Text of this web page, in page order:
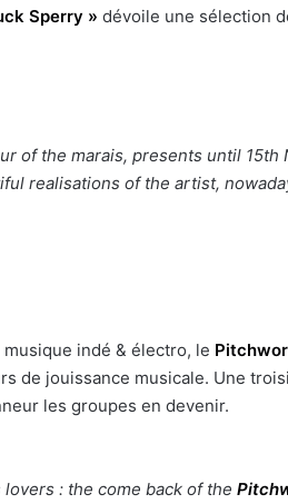
Sperry » dévoile une sélection
of the marais, presents until 15th
realisations of the artist,
indé & électro, le
de jouissance musicale. Une
les groupes en devenir.
lovers : the come back of the